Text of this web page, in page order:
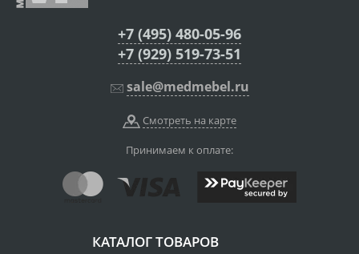
+7 (495) 480-05-96
+7 (929) 519-73-51
sale@medmebel.ru
Смотреть на карте
Принимаем к оплате:
КАТАЛОГ ТОВАРОВ